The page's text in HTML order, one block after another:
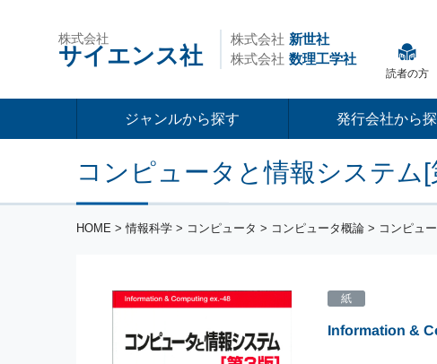
株式会社
サイエンス社
株式会社 新世社
株式会社 数理工学社
読者の方
ジャンルから探す 発行会社から
コンピュータと情報システム[
HOME >情報科学 > コンピュータ > コンピュータ概論 > コンピュ
紙
Information &